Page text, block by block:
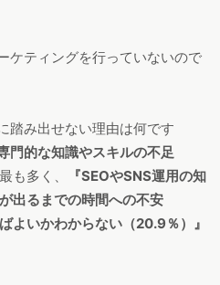
ケティングを行っていないので
踏み出せない理由は何です
専門的な知識やスキルの不足
も多く、
『SEOやSNS運用の知
出るまでの時間への不安
よいかわからない（20.9％）』